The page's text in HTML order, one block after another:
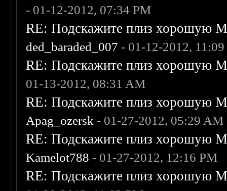
- 01-12-2012, 07:34 PM
RE: Подскажите плиз хорошую
ded_baraded_007 - 01-12-2012,
RE: Подскажите плиз хорошую
01-13-2012, 08:31 AM
RE: Подскажите плиз хорошую
Apag_ozersk - 01-27-2012, 05:29 AM
RE: Подскажите плиз хорошую
Kamelot788 - 01-27-2012, 12:16 PM
RE: Подскажите плиз хорошую